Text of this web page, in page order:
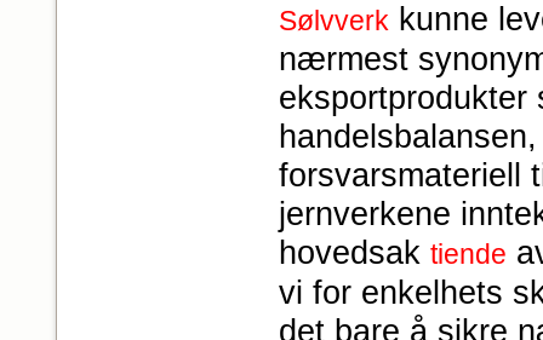
Sølvverk kunne
nærmest
eksportprodukter
forsvarsmateriell
jernverkene
hovedsak tiende
vi for enkelhets
det bare å sikre